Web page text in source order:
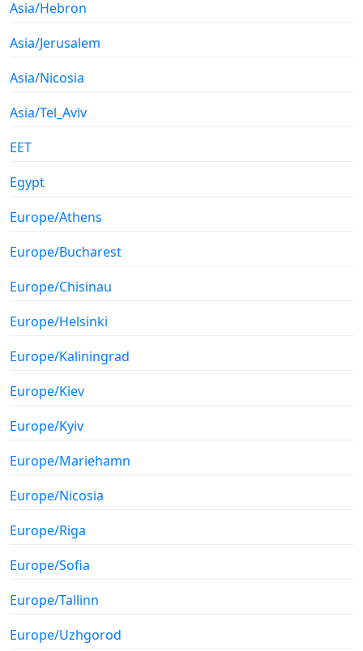
Asia/Hebron
Asia/Jerusalem
Asia/Nicosia
Asia/Tel_Aviv
EET
Egypt
Europe/Athens
Europe/Bucharest
Europe/Chisinau
Europe/Helsinki
Europe/Kaliningrad
Europe/Kiev
Europe/Kyiv
Europe/Mariehamn
Europe/Nicosia
Europe/Riga
Europe/Sofia
Europe/Tallinn
Europe/Uzhgorod